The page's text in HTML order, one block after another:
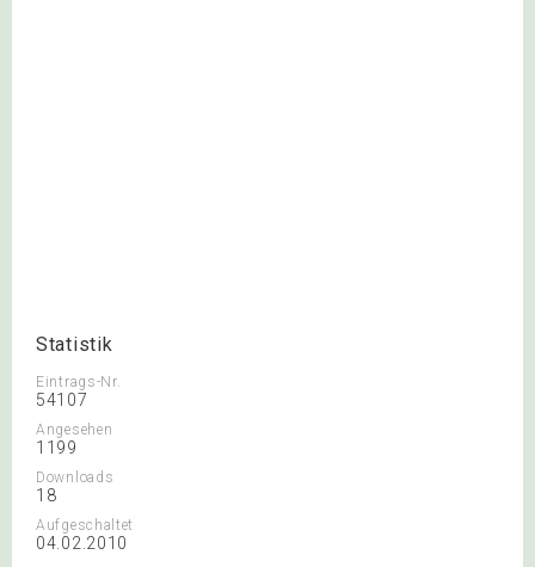
Statistik
Eintrags-Nr.
54107
Angesehen
1199
Downloads
18
Aufgeschaltet
04.02.2010